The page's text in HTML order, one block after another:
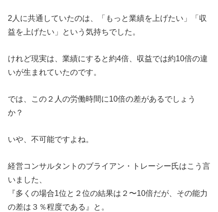
2人に共通していたのは、「もっと業績を上げたい」「収
益を上げたい」という気持ちでした。
けれど現実は、業績にすると約4倍、収益では約10倍の違
いが生まれていたのです。
では、この２人の労働時間に10倍の差があるでしょう
か？
いや、不可能ですよね。
経営コンサルタントのブライアン・トレーシー氏はこう言
いました、
『多くの場合1位と２位の結果は２〜10倍だが、その能力
の差は３％程度である』と。